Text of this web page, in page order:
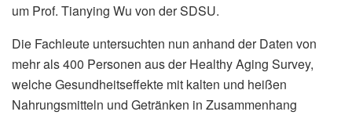
um Prof. Tianying Wu von der SDSU.
Die Fachleute untersuchten nun anhand der Daten von
mehr als 400 Personen aus der Healthy Aging Survey,
welche Gesundheitseffekte mit kalten und heißen
Nahrungsmitteln und Getränken in Zusammenhang